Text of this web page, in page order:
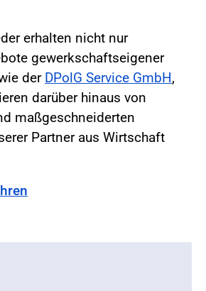
erhalten nicht nur
gewerkschaftseigener
der DPolG Service GmbH,
darüber hinaus von
maßgeschneiderten
Partner aus Wirtschaft